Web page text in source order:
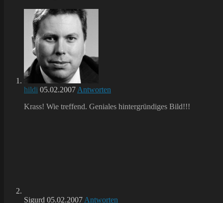
hildi 05.02.2007 Antworten
Krass! Wie treffend. Geniales hintergründiges Bild!!!
Sigurd 05.02.2007 Antworten